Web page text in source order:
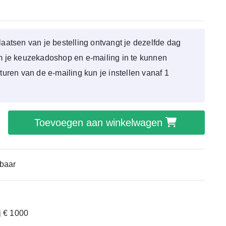
van je bestelling ontvangt je dezelfde dag
je keuzekadoshop en e-mailing in te kunnen
van de e-mailing kun je instellen vanaf 1
Toevoegen aan winkelwagen
€ 1000